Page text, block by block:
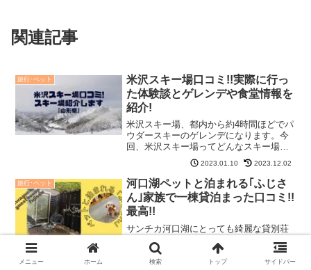
関連記事
旅行･ペット
米沢スキー場口コミ!!実際に行っ
た体験談とゲレンデや食堂情報を
紹介!
米沢スキー場、都内から約4時間ほどでパ
ウダースキーのゲレンデになります。今
回、米沢スキー場ってどんなスキー場な
のか、体験談とともにゲレンデ情報を詳
しく紹介します。スキーで米沢スキー場
を検討している方は、ぜひ参考にして下
さいね。「米沢スキー場...
2023.01.10 2023.12.02
旅行･ペット
河口湖ペットと泊まれる｢ふじさ
ん｣家族で一棟貸泊まった口コミ!!
最高!!
サンチカ河口湖にとっても綺麗な貸別荘
棟貸の「Guesthouseふじさん」、ペット
と泊まれる宿でここまでキレイなお宿は
2021.08.09 2021.08.17
メニュー ホーム 検索 トップ サイドバー